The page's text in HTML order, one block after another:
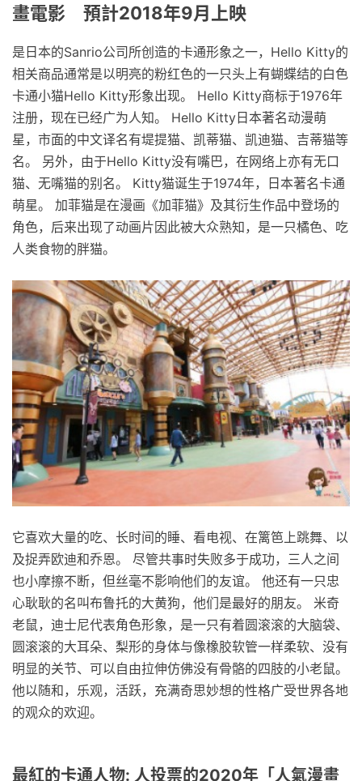
畫電影 預計2018年9月上映
是日本的Sanrio公司所创造的卡通形象之一，Hello Kitty的
相关商品通常是以明亮的粉红色的一只头上有蝴蝶结的白色
卡通小猫Hello Kitty形象出现。 Hello Kitty商标于1976年
注册，现在已经广为人知。 Hello Kitty日本著名动漫萌
星，市面的中文译名有堤提猫、凯蒂猫、凯迪猫、吉蒂猫等
名。 另外，由于Hello Kitty没有嘴巴，在网络上亦有无口
猫、无嘴猫的别名。 Kitty猫诞生于1974年，日本著名卡通
萌星。 加菲猫是在漫画《加菲猫》及其衍生作品中登场的
角色，后来出现了动画片因此被大众熟知，是一只橘色、吃
人类食物的胖猫。
它喜欢大量的吃、长时间的睡、看电视、在篱笆上跳舞、以
及捉弄欧迪和乔恩。 尽管共事时失败多于成功，三人之间
也小摩擦不断，但丝毫不影响他们的友谊。 他还有一只忠
心耿耿的名叫布鲁托的大黄狗，他们是最好的朋友。 米奇
老鼠，迪士尼代表角色形象，是一只有着圆滚滚的大脑袋、
圆滚滚的大耳朵、梨形的身体与像橡胶软管一样柔软、没有
明显的关节、可以自由拉伸仿佛没有骨骼的四肢的小老鼠。
他以随和，乐观，活跃，充满奇思妙想的性格广受世界各地
的观众的欢迎。
最紅的卡通人物: 人投票的2020年「人氣漫畫